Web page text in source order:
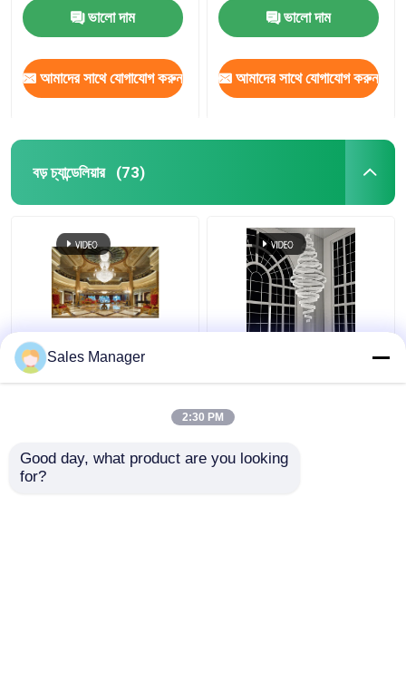
ভালো দাম
আমাদের সাথে যোগাযোগ করুন
ভালো দাম
আমাদের সাথে যোগাযোগ করুন
বড় চ্যান্ডেলিয়ার (73)
নন স্ট্যান্ডার্ড ইঞ্জিনিয়ারিং সেন্টার
হল ডুপ্লেক্স ভিলার জন্য বড়
Sales Manager
2:30 PM
Good day, what product are you looking
for?